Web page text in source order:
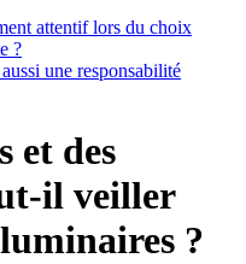
attentif lors du choix
?
une responsabilité
et des
il veiller
?